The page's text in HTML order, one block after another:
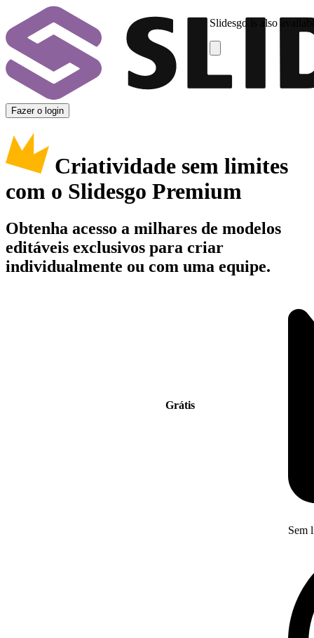
Slidesgo is also
Fazer o login
Criatividade sem limites
com o Slidesgo Premium
Obtenha acesso a milhares de modelos
editáveis exclusivos para criar
individualmente ou com uma equipe.
Grátis
Sem